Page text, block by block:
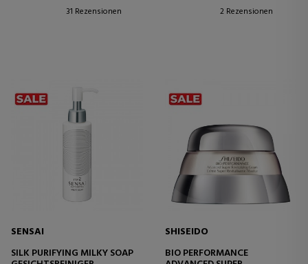
31 Rezensionen
2 Rezensionen
SENSAI
SILK PURIFYING MILKY SOAP
SHISEIDO
BIO PERFORMANCE